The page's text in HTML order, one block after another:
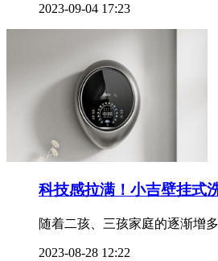
2023-09-04 17:23
科技感拉满！小吉壁挂式
随着二孩、三孩家庭的逐渐增
2023-08-28 12:22